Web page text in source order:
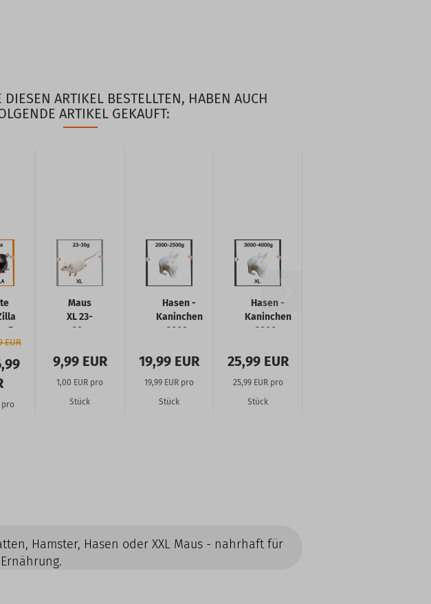
ARTIKEL BESTELLTEN, HABEN AUCH
ARTIKEL GEKAUFT:
5
EUR
pro
Maus
XL 23-
30g
Stück
9,99 EUR
1,00 EUR pro
Stück
Hasen -
Kaninchen
2000-
19,99 EUR
19,99 EUR pro
Stück
Hasen -
Kaninchen
3000-
25,99 EUR
25,99 EUR pro
Stück
Hamster, Hasen oder XXL Maus - nahrhaft für